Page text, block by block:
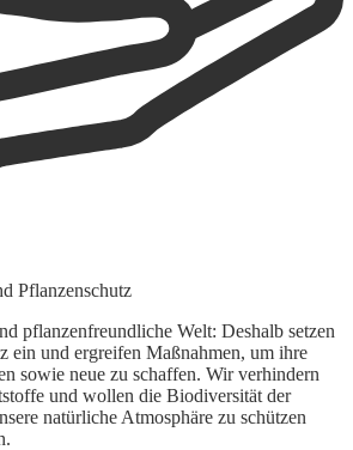
Pflanzenschutz
pflanzenfreundliche Welt: Deshalb setzen
ein und ergreifen Maßnahmen, um ihre
sowie neue zu schaffen. Wir verhindern
und wollen die Biodiversität der
natürliche Atmosphäre zu schützen